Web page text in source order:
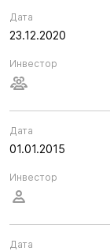
Дата
23.12.2020
Инвестор
Дата
01.01.2015
Инвестор
Дата